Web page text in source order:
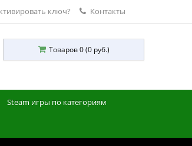
ключ? Контакты
Товаров 0 (0 руб.)
Steam игры по категориям